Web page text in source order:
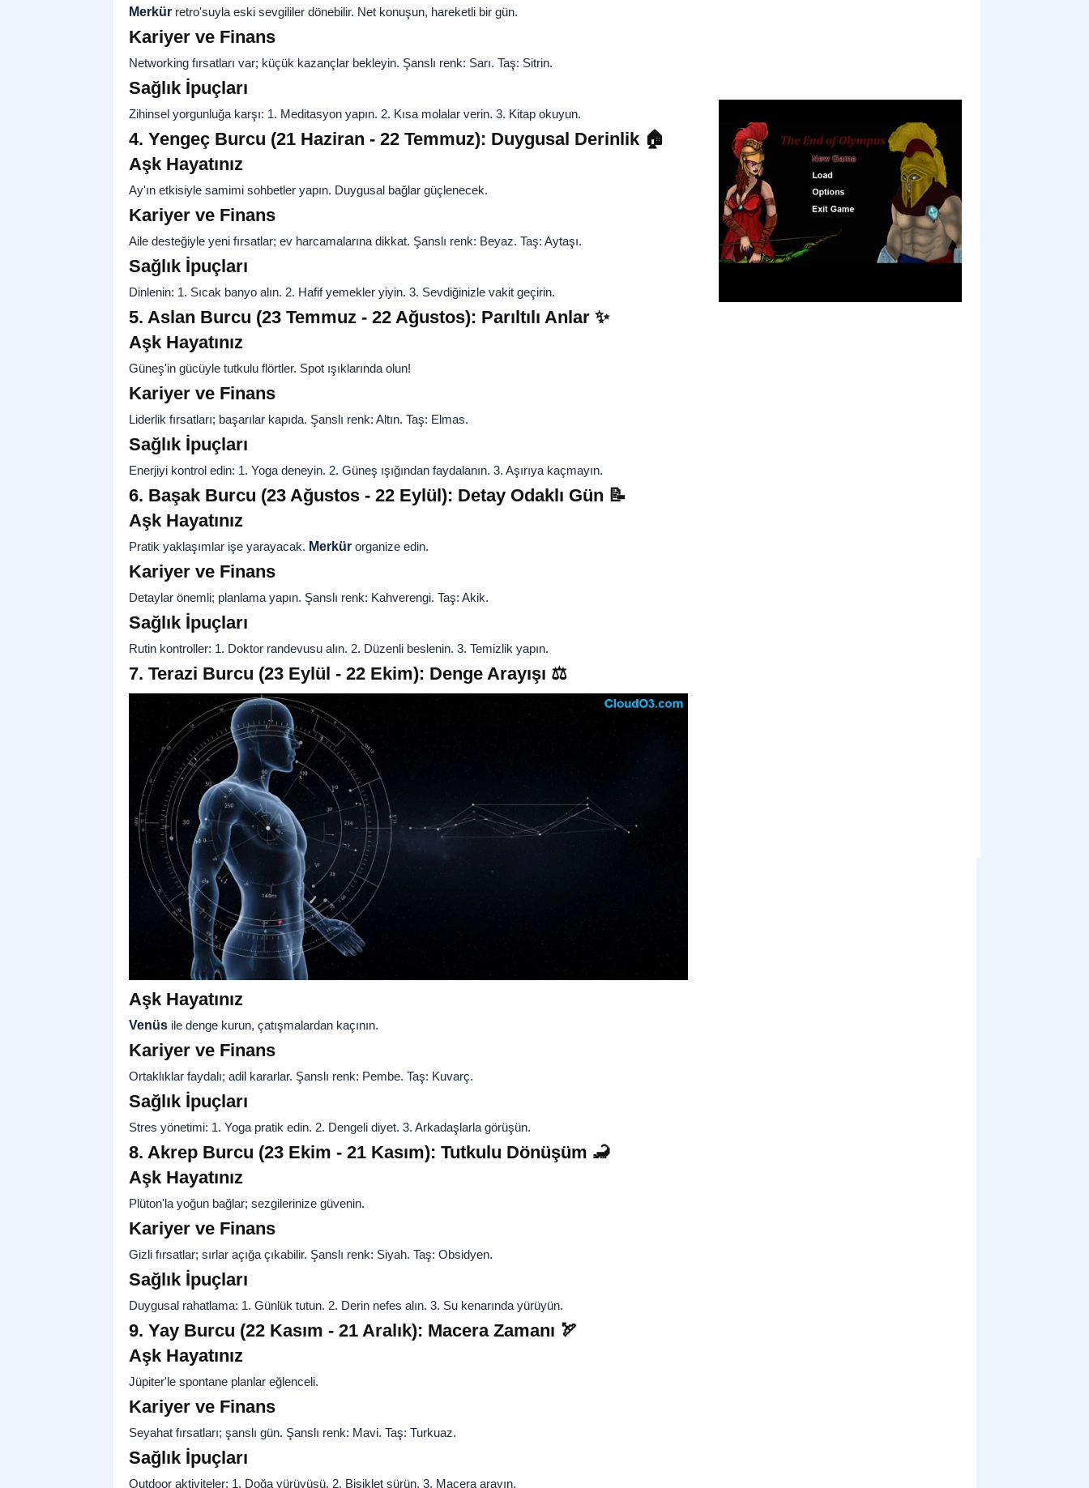
Merkürretro'suyla eski sevgililer dönebilir. Net konuşun, hareketli bir gün.
Kariyer ve Finans
Networking fırsatları var; küçük kazançlar bekleyin. Şanslı renk: Sarı. Taş: Sitrin.
Sağlık İpuçları
Zihinsel yorgunluğa karşı: 1. Meditasyon yapın. 2. Kısa molalar verin. 3. Kitap okuyun.
4. Yengeç Burcu (21 Haziran - 22 Temmuz): Duygusal Derinlik 🏠
Aşk Hayatınız
Ay'ın etkisiyle samimi sohbetler yapın. Duygusal bağlar güçlenecek.
Kariyer ve Finans
Aile desteğiyle yeni fırsatlar; ev harcamalarına dikkat. Şanslı renk: Beyaz. Taş: Aytaşı.
Sağlık İpuçları
Dinlenin: 1. Sıcak banyo alın. 2. Hafif yemekler yiyin. 3. Sevdiğinizle vakit geçirin.
5. Aslan Burcu (23 Temmuz - 22 Ağustos): Parıltılı Anlar ✨
Aşk Hayatınız
Güneş'in gücüyle tutkulu flörtler. Spot ışıklarında olun!
Kariyer ve Finans
Liderlik fırsatları; başarılar kapıda. Şanslı renk: Altın. Taş: Elmas.
Sağlık İpuçları
Enerjiyi kontrol edin: 1. Yoga deneyin. 2. Güneş ışığından faydalanın. 3. Aşırıya kaçmayın.
6. Başak Burcu (23 Ağustos - 22 Eylül): Detay Odaklı Gün 📝
Aşk Hayatınız
Pratik yaklaşımlar işe yarayacak. Merkürorganize edin.
Kariyer ve Finans
Detaylar önemli; planlama yapın. Şanslı renk: Kahverengi. Taş: Akik.
Sağlık İpuçları
Rutin kontroller: 1. Doktor randevusu alın. 2. Düzenli beslenin. 3. Temizlik yapın.
7. Terazi Burcu (23 Eylül - 22 Ekim): Denge Arayışı ⚖️
Aşk Hayatınız
Venüsile denge kurun, çatışmalardan kaçının.
Kariyer ve Finans
Ortaklıklar faydalı; adil kararlar. Şanslı renk: Pembe. Taş: Kuvarç.
Sağlık İpuçları
Stres yönetimi: 1. Yoga pratik edin. 2. Dengeli diyet. 3. Arkadaşlarla görüşün.
8. Akrep Burcu (23 Ekim - 21 Kasım): Tutkulu Dönüşüm 🦂
Aşk Hayatınız
Plüton'la yoğun bağlar; sezgilerinize güvenin.
Kariyer ve Finans
Gizli fırsatlar; sırlar açığa çıkabilir. Şanslı renk: Siyah. Taş: Obsidyen.
Sağlık İpuçları
Duygusal rahatlama: 1. Günlük tutun. 2. Derin nefes alın. 3. Su kenarında yürüyün.
9. Yay Burcu (22 Kasım - 21 Aralık): Macera Zamanı 🏹
Aşk Hayatınız
Jüpiter'le spontane planlar eğlenceli.
Kariyer ve Finans
Seyahat fırsatları; şanslı gün. Şanslı renk: Mavi. Taş: Turkuaz.
Sağlık İpuçları
Outdoor aktiviteler: 1. Doğa yürüyüşü. 2. Bisiklet sürün. 3. Macera arayın.